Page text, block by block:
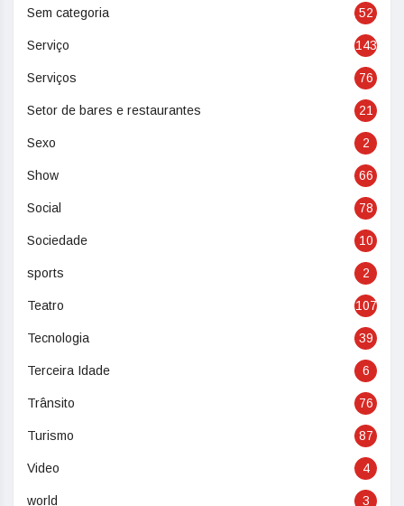
Sem categoria 52
Serviço 143
Serviços 76
Setor de bares e restaurantes 21
Sexo 2
Show 66
Social 78
Sociedade 10
sports 2
Teatro 107
Tecnologia 39
Terceira Idade 6
Trânsito 76
Turismo 87
Video 4
world 3